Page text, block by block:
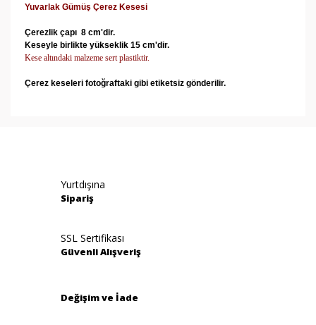
Yuvarlak Gümüş Çerez Kesesi
Çerezlik çapı 8 cm'dir.
Keseyle birlikte yükseklik 15 cm'dir.
Kese altındaki malzeme sert plastiktir.
Çerez keseleri fotoğraftaki gibi etiketsiz gönderilir.
Ürün resmi kalitesiz, bozuk veya görüntülenemiyor.
Ürün bilgilerinde hatalar bulunuyor.
Ürün fiyatı diğer sitelerden daha pahalı.
Yurtdışına
Sipariş
SSL Sertifikası
Güvenli Alışveriş
Değişim ve İade